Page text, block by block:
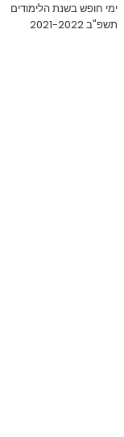
ימי חופש בשנת הלימודים
תשפ"ב 2021-2022